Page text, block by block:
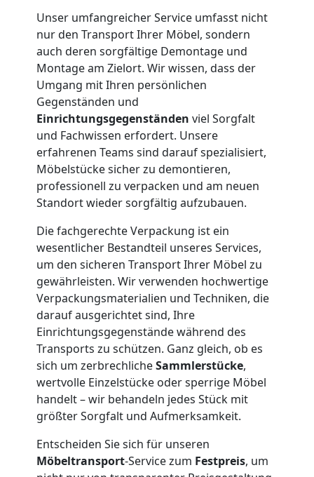
Unser umfangreicher Service umfasst nicht
nur den Transport Ihrer Möbel, sondern
auch deren sorgfältige Demontage und
Montage am Zielort. Wir wissen, dass der
Umgang mit Ihren persönlichen
Gegenständen und
Einrichtungsgegenständen viel Sorgfalt
und Fachwissen erfordert. Unsere
erfahrenen Teams sind darauf spezialisiert,
Möbelstücke sicher zu demontieren,
professionell zu verpacken und am neuen
Standort wieder sorgfältig aufzubauen.
Die fachgerechte Verpackung ist ein
wesentlicher Bestandteil unseres Services,
um den sicheren Transport Ihrer Möbel zu
gewährleisten. Wir verwenden hochwertige
Verpackungsmaterialien und Techniken, die
darauf ausgerichtet sind, Ihre
Einrichtungsgegenstände während des
Transports zu schützen. Ganz gleich, ob es
sich um zerbrechlicheSammlerstücke,
wertvolle Einzelstücke oder sperrige Möbel
handelt – wir behandeln jedes Stück mit
größter Sorgfalt und Aufmerksamkeit.
Entscheiden Sie sich für unseren
Möbeltransport-Service zum Festpreis, um
Feldkirch
Küchenumzug
Feldkirch
Umzug
und
Lagerung
Feldkirch
Full-
Service-
Umzug
Feldkirch